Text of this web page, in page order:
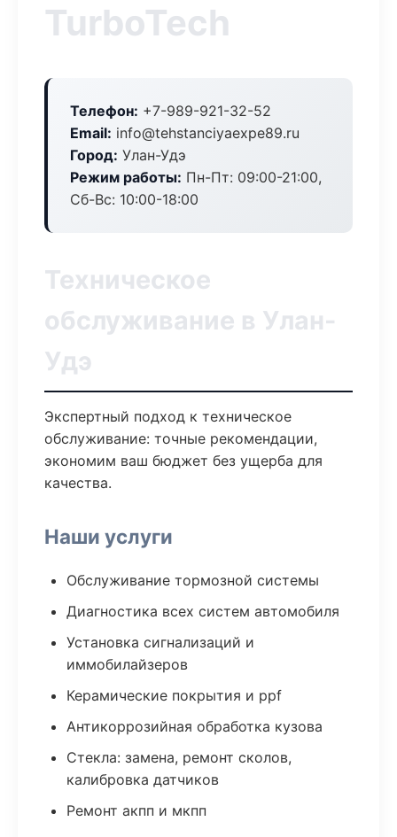
TurboTech
Телефон: +7-989-921-32-52
Email: info@tehstanciyaexpe89.ru
Город: Улан-Удэ
Режим работы: Пн-Пт: 09:00-21:00,
Сб-Вс: 10:00-18:00
Техническое
обслуживание в Улан-
Удэ
Экспертный подход к техническое
обслуживание: точные рекомендации,
экономим ваш бюджет без ущерба для
качества.
Наши услуги
Обслуживание тормозной системы
Диагностика всех систем автомобиля
Установка сигнализаций и
иммобилайзеров
Керамические покрытия и ppf
Антикоррозийная обработка кузова
Стекла: замена, ремонт сколов,
калибровка датчиков
Ремонт акпп и мкпп